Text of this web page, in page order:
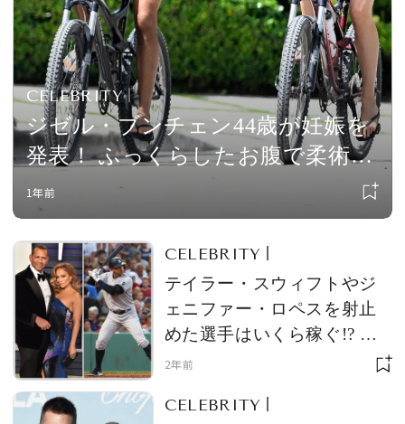
CELEBRITY
ジゼル・ブンチェン44歳が妊娠を
発表！ ふっくらしたお腹で柔術家
の恋人と外出する様子がキャッチ
される
1年前
CELEBRITY
テイラー・スウィフトやジ
ェニファー・ロペスを射止
めた選手はいくら稼ぐ!? １
位は年俸75億円！ 人気セレ
ツ選手・年棒ランキング
2年前
CELEBRITY